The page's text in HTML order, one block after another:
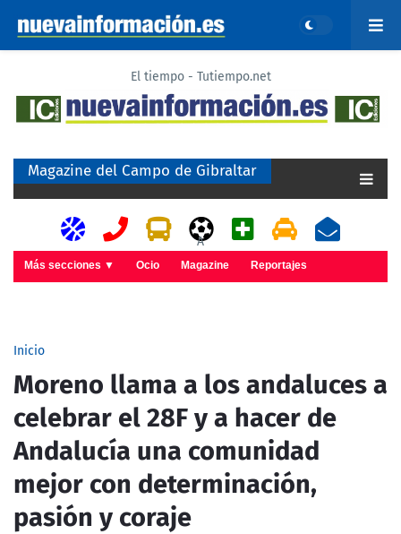
El tiempo - Tutiempo.net
Magazine del Campo de Gibraltar
A
Más secciones ▼ Ocio Magazine Reportajes
Inicio
Moreno llama a los andaluces a
celebrar el 28F y a hacer de
Andalucía una comunidad
mejor con determinación,
pasión y coraje